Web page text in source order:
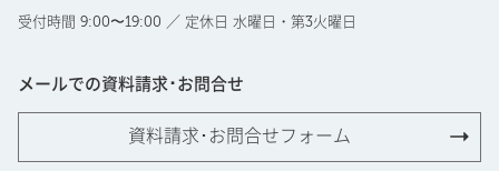
受付時間 9:00〜19:00 ／ 定休日 水曜日・第3火曜日
メールでの資料請求･お問合せ
資料請求･お問合せフォーム